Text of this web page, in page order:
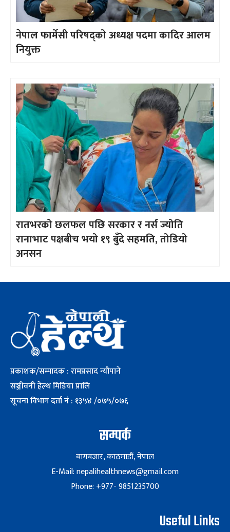
नेपाल फार्मेसी परिषद्को अध्यक्ष पदमा कादिर आलम
नियुक्त
रातभरको छलफल पछि सरकार र नर्स ज्योति
रानाभाट पक्षबीच भयो १९ बुँदे सहमति, तोडियो
अनसन
प्रकाशक/सम्पादक : रामप्रसाद न्यौपाने
सञ्जीवनी हेल्थ मिडिया प्रालि
सूचना विभाग दर्ता नं : १३५४ /०७५/०७६
सम्पर्क
बागबजार, काठमाडौं, नेपाल
E-Mail: nepalihealthnews@gmail.com
Phone: +977- 9851235700
Useful Links